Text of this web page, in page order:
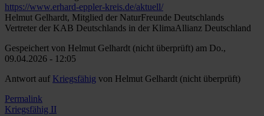
https://www.erhard-eppler-kreis.de/aktuell/
Helmut Gelhardt, Mitglied der NaturFreunde Deutschlands
Vertreter der KAB Deutschlands in der KlimaAllianz Deutschland
Gespeichert von Helmut Gelhardt (nicht überprüft) am Do.,
09.04.2026 - 12:05
Antwort auf Kriegsfähig von Helmut Gelhardt (nicht überprüft)
Permalink
Kriegsfähig II